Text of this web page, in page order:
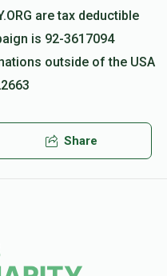
חיים משה יצחק
are tax deductible
is 92-3617094
outside of the USA
Share